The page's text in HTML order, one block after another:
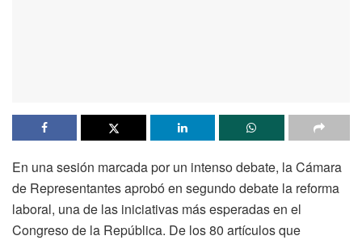
En una sesión marcada por un intenso debate, la Cámara
de Representantes aprobó en segundo debate la reforma
laboral, una de las iniciativas más esperadas en el
Congreso de la República. De los 80 artículos que